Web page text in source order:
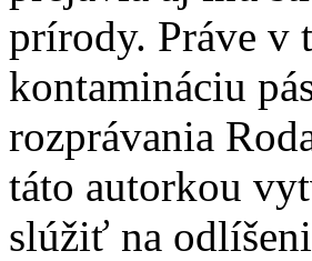
prírody. Práve v
kontamináciu
rozprávania
táto autorkou
slúžiť na